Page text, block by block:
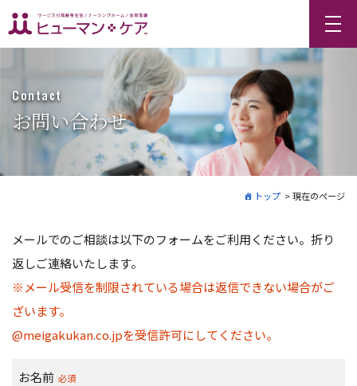
お問い合わせ
Contact
トップ >現在のページ
メールでのご相談は以下のフォームをご利用ください。折り
返しご連絡いたします。
※メール受信を制限されている場合は返信できない場合がご
ざいます。
@meigakukan.co.jpを受信許可にしてください。
お名前 必須